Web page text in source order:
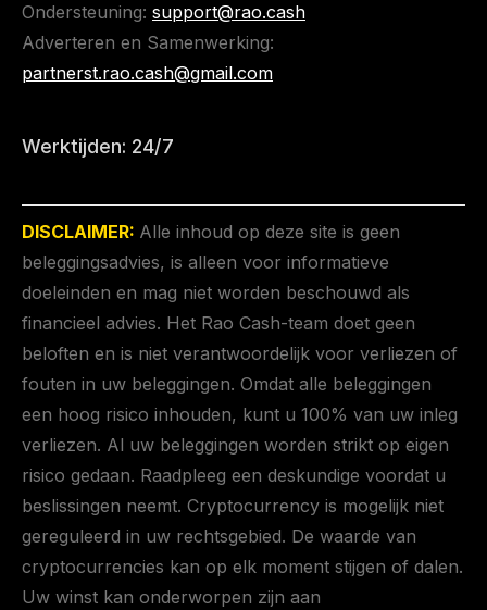
Ondersteuning: support@rao.cash
Adverteren en Samenwerking:
partnerst.rao.cash@gmail.com
Werktijden: 24/7
DISCLAIMER: Alle inhoud op deze site is geen
beleggingsadvies, is alleen voor informatieve
doeleinden en mag niet worden beschouwd als
financieel advies. Het Rao Cash-team doet geen
beloften en is niet verantwoordelijk voor verliezen of
fouten in uw beleggingen. Omdat alle beleggingen
een hoog risico inhouden, kunt u 100% van uw inleg
verliezen. Al uw beleggingen worden strikt op eigen
risico gedaan. Raadpleeg een deskundige voordat u
beslissingen neemt. Cryptocurrency is mogelijk niet
gereguleerd in uw rechtsgebied. De waarde van
cryptocurrencies kan op elk moment stijgen of dalen.
Uw winst kan onderworpen zijn aan